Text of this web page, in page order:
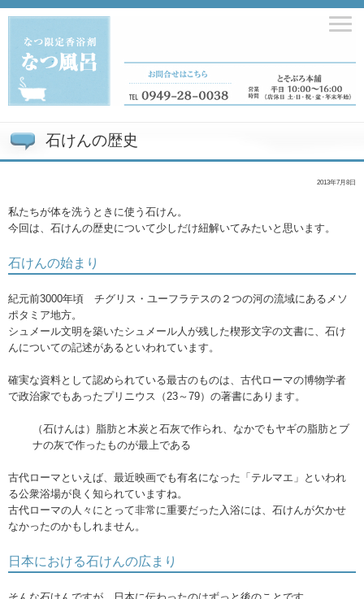
石けんの歴史
2013年7月8日
私たちが体を洗うときに使う石けん。
今回は、石けんの歴史について少しだけ紐解いてみたいと思います。
石けんの始まり
紀元前3000年頃 チグリス・ユーフラテスの２つの河の流域にあるメソ
ポタミア地方。
シュメール文明を築いたシュメール人が残した楔形文字の文書に、石け
んについての記述があるといわれています。
確実な資料として認められている最古のものは、古代ローマの博物学者
で政治家でもあったプリニウス（23～79）の著書にあります。
（石けんは）脂肪と木炭と石灰で作られ、なかでもヤギの脂肪とブ
ナの灰で作ったものが最上である
古代ローマといえば、最近映画でも有名になった「テルマエ」といわれ
る公衆浴場が良く知られていますね。
古代ローマの人々にとって非常に重要だった入浴には、石けんが欠かせ
なかったのかもしれません。
日本における石けんの広まり